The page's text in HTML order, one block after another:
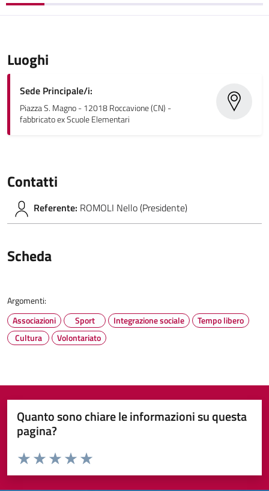
Luoghi
Sede Principale/i:
Piazza S. Magno - 12018 Roccavione (CN) -
fabbricato ex Scuole Elementari
Contatti
Referente: ROMOLI Nello (Presidente)
Scheda
Argomenti:
Associazioni
Sport Integrazione sociale
Tempo libero
Cultura
Volontariato
Quanto sono chiare le informazioni su questa
pagina?
Valuta da 1 a 5 stelle la pagina
Valuta 5 stelle su 5
Valuta 4 stelle su 5
Valuta 3 stelle su 5
Valuta 2 stelle su 5
Valuta 1 stelle su 5